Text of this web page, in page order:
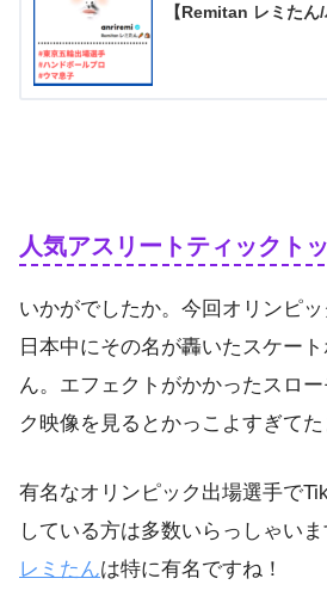
【Remitan レミたん/
人気アスリートティックト
いかがでしたか。今回オリンピ
日本中にその名が轟いたスケー
ん。エフェクトがかかったスロ
ク映像を見るとかっこよすぎてた
有名なオリンピック出場選手で
している方は多数いらっしゃい
レミたんは特に有名ですね！